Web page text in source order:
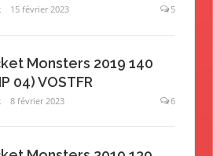
15 février 2023 5
Monsters 2019 140
04) VOSTFR
8 février 2023 6